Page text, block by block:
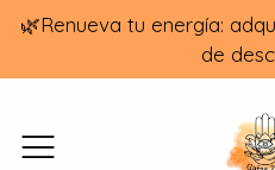
🌿Renueva tu energía:
de